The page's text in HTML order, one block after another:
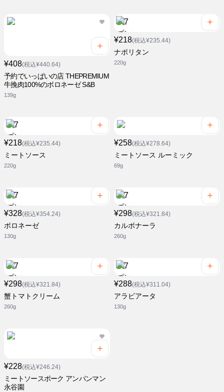
¥408(税込¥440.64)
予約でいっぱいの店 THEPREMIUM
牛挽肉100%のボロネーゼ S&B
139g
¥218(税込¥235.44)
ナポリタン
220g
¥218(税込¥235.44)
ミートソース
220g
¥258(税込¥278.64)
ミートソース ルーミック
69g
¥328(税込¥354.24)
ボロネーゼ
130g
¥298(税込¥321.84)
カルボナーラ
260g
¥298(税込¥321.84)
蟹トマトクリーム
260g
¥288(税込¥311.04)
アラビアータ
130g
¥228(税込¥246.24)
ミートソースポーク アンパンマン
永谷園